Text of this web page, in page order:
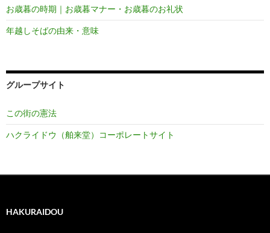
お歳暮の時期｜お歳暮マナー・お歳暮のお礼状
年越しそばの由来・意味
グループサイト
この街の憲法
ハクライドウ（舶来堂）コーポレートサイト
HAKURAIDOU